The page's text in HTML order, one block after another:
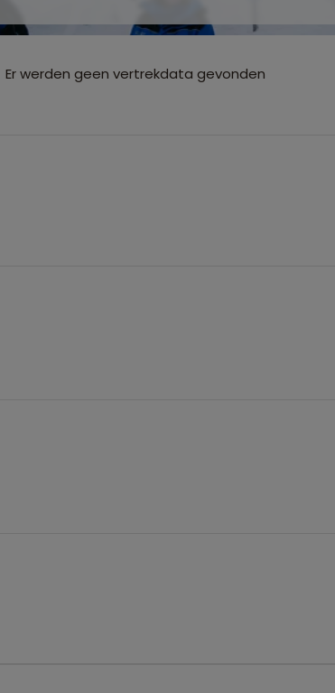
Er werden geen vertrekdata gevonden